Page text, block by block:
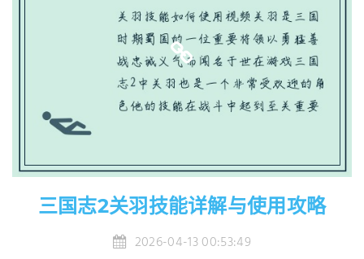
三国志2关羽技能详解与使用攻略
2026-04-13 00:53:49